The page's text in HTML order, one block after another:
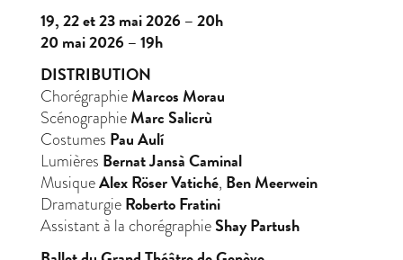
19, 22 et 23 mai 2026 – 20h
20 mai 2026 – 19h
DISTRIBUTION
ChorégraphieMarcos Morau
ScénographieMarc Salicrù
Costumes Pau Aulí
Lumières Bernat Jansà Caminal
MusiqueAlex Röser Vatiché, Ben Meerwein
Dramaturgie Roberto Fratini
Assistant à la chorégraphieShay Partush